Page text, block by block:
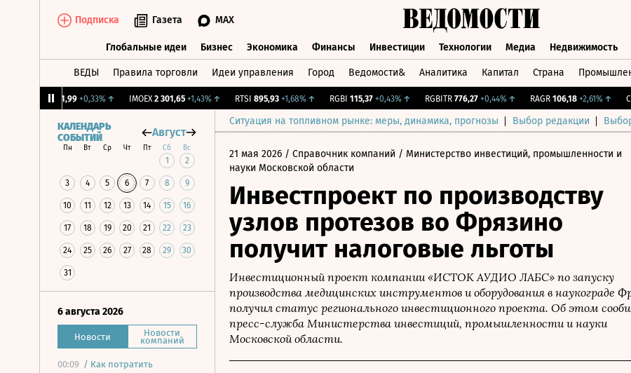
Подписка Газета MAX
Глобальные идеи Бизнес Экономика Финансы Инвестиции Технологии Медиа Недвижимость
ВЕДЫ Правила торговли Идеи управления Город Ведомости& Аналитика Капитал Страна
11,99 +0,33%↑ IMOEX 2 301,65 +1,43%↑ RTSI 895,93 +1,68%↑ RGBI 115,37 +0,43%↑ RGBITR 776,27 +0,44%↑ RAGR 106,18 +2,61%↑
Ситуация на топливном рынке: меры, динамика, прогнозы Выбор редакции
КАЛЕНДАРЬ
СОБЫТИЙ
Август
Пн Вт Ср Чт Пт Сб Вс
1 2
3 4 5 6 7 8 9
10 11 12 13 14 15 16
17 18 19 20 21 22 23
24 25 26 27 28 29 30
31
6 августа 2026
Новости Новости
компаний
00:09 / Как потратить
21 мая 2026 / Справочник компаний / Министерство инвестиций, промышленности и
науки Московской области
Инвестпроект по производству
узлов протезов во Фрязино
получит налоговые льготы
Инвестиционный проект компании «ИСТОК АУДИО ЛАБС» по запуску
производства медицинских инструментов и оборудования в наукограде
получил статус регионального инвестиционного проекта. Об этом
пресс-служба Министерства инвестиций, промышленности и науки
Московской области.